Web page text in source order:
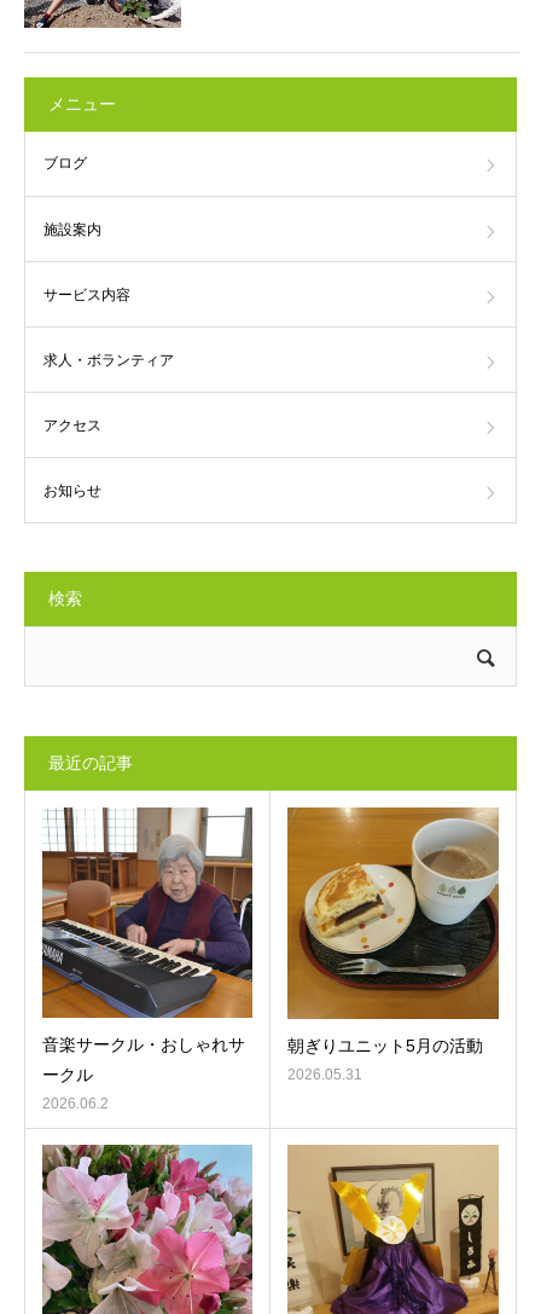
メニュー
ブログ
施設案内
サービス内容
求人・ボランティア
アクセス
お知らせ
検索
最近の記事
音楽サークル・おしゃれサ
ークル
2026.06.2
朝ぎりユニット5月の活動
2026.05.31